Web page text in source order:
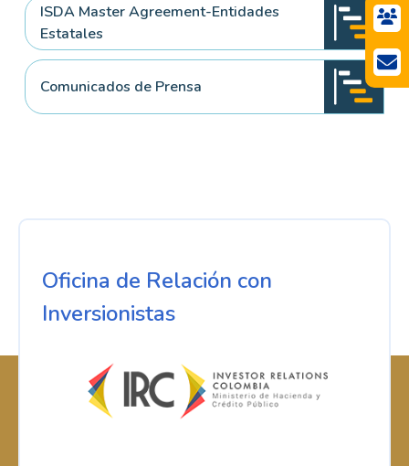
ISDA Master Agreement-Entidades
Estatales
Comunicados de Prensa
Oficina de Relación con
Inversionistas